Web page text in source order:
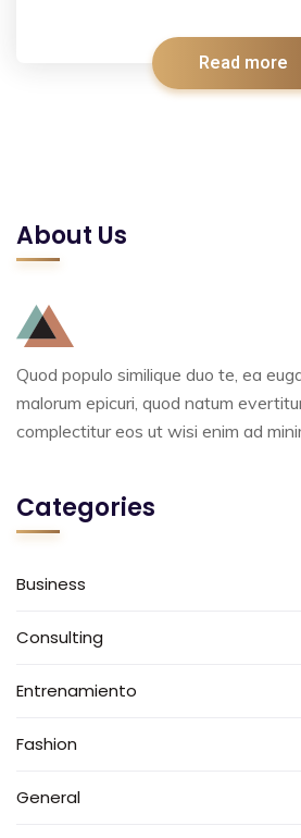
Read more
About Us
Quod populo similique duo te, ea
malorum epicuri, quod natum
complectitur eos ut wisi enim ad
Categories
Business
Consulting
Entrenamiento
Fashion
General